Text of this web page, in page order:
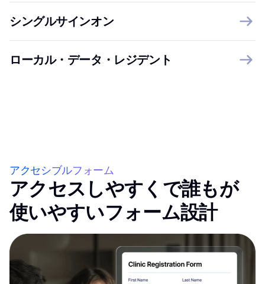
シングルサインオン
ローカル・データ・レジデント
アクセシブルフォーム
アクセスしやすくで誰もが
使いやすいフォーム設計